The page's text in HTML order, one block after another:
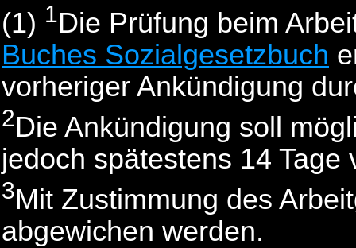
(1) 1Die Prüfung beim
Buches Sozialgesetzbuch
vorheriger Ankündigung
2Die Ankündigung soll
jedoch spätestens 14
3Mit Zustimmung des
abgewichen werden.